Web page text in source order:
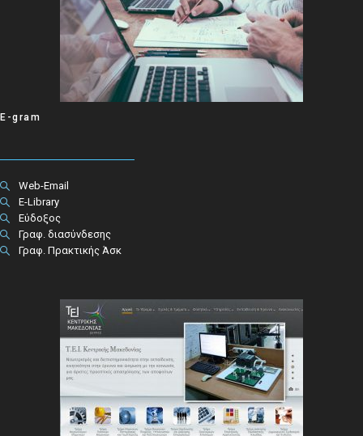
E-gram
Web-Email
E-Library
Εύδοξος
Γραφ. διασύνδεσης
Γραφ. Πρακτικής Άσκ